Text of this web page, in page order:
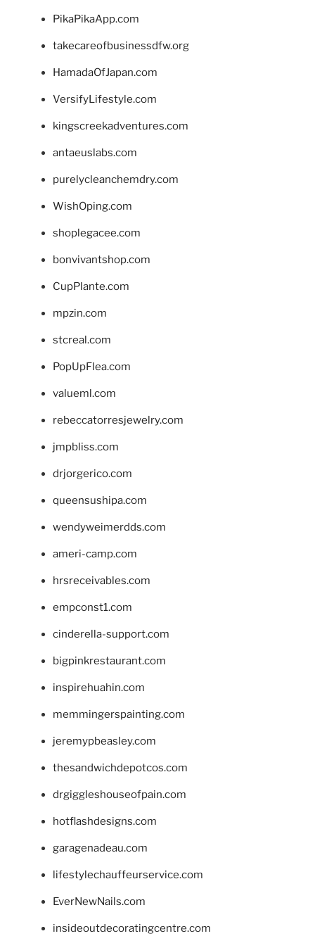
PikaPikaApp.com
takecareofbusinessdfw.org
HamadaOfJapan.com
VersifyLifestyle.com
kingscreekadventures.com
antaeuslabs.com
purelycleanchemdry.com
WishOping.com
shoplegacee.com
bonvivantshop.com
CupPlante.com
mpzin.com
stcreal.com
PopUpFlea.com
valueml.com
rebeccatorresjewelry.com
jmpbliss.com
drjorgerico.com
queensushipa.com
wendyweimerdds.com
ameri-camp.com
hrsreceivables.com
empconst1.com
cinderella-support.com
bigpinkrestaurant.com
inspirehuahin.com
memmingerspainting.com
jeremypbeasley.com
thesandwichdepotcos.com
drgiggleshouseofpain.com
hotflashdesigns.com
garagenadeau.com
lifestylechauffeurservice.com
EverNewNails.com
insideoutdecoratingcentre.com